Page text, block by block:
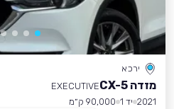
ירכא
מזדה CX-5
EXECUTIVE
2021 יד 1
90,000 ק״מ